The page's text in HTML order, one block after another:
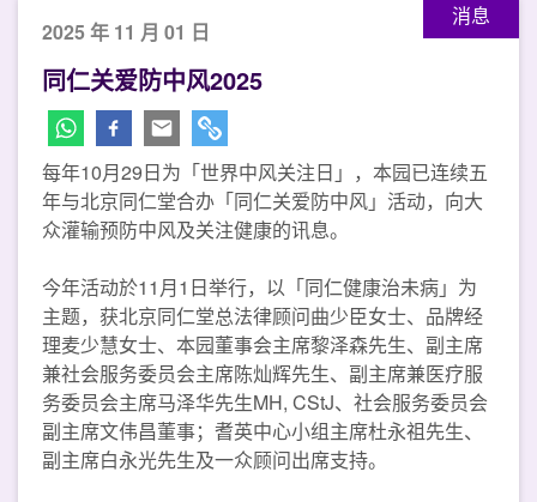
消息
2025 年 11 月 01 日
同仁关爱防中风2025
每年10月29日为「世界中风关注日」，本园已连续五
年与北京同仁堂合办「同仁关爱防中风」活动，向大
众灌输预防中风及关注健康的讯息。
今年活动於11月1日举行，以「同仁健康治未病」为
主题，获北京同仁堂总法律顾问曲少臣女士、品牌经
理麦少慧女士、本园董事会主席黎泽森先生、副主席
兼社会服务委员会主席陈灿辉先生、副主席兼医疗服
务委员会主席马泽华先生MH, CStJ、社会服务委员会
副主席文伟昌董事；耆英中心小组主席杜永祖先生、
副主席白永光先生及一众顾问出席支持。